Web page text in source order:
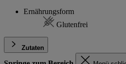
Ernährungsform
Glutenfrei
Zutaten